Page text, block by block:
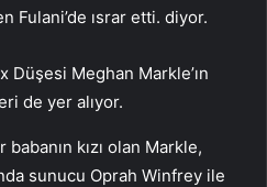
Fulani’de ısrar etti. diyor.
Düşesi Meghan Markle’ın
de yer alıyor.
kızı olan Markle,
sunucu Oprah Winfrey ile